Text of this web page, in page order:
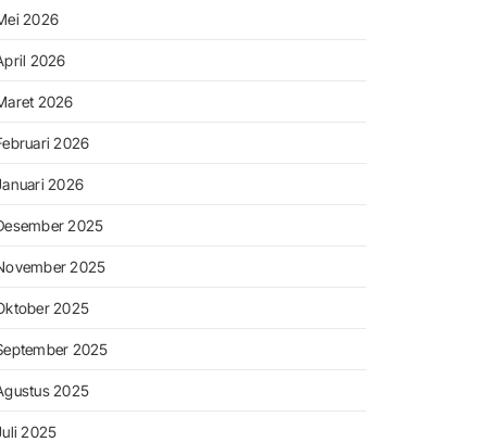
2026
2026
2026
2026
2026
2025
2025
2025
2025
2025
2025